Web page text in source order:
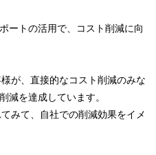
ートの活用で、コスト削減に向
が、直接的なコスト削減のみな
減を達成しています。
みて、自社での削減効果をイメ